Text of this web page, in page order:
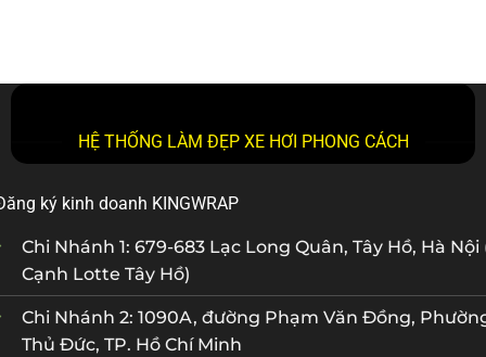
HỆ THỐNG LÀM ĐẸP XE HƠI PHONG CÁCH
ký kinh doanh KINGWRAP
Chi Nhánh 1: 679-683 Lạc Long Quân, Tây Hồ, Hà Nội
Cạnh Lotte Tây Hồ)
Chi Nhánh 2: 1090A, đường Phạm Văn Đồng,
Thủ Đức, TP. Hồ Chí Minh